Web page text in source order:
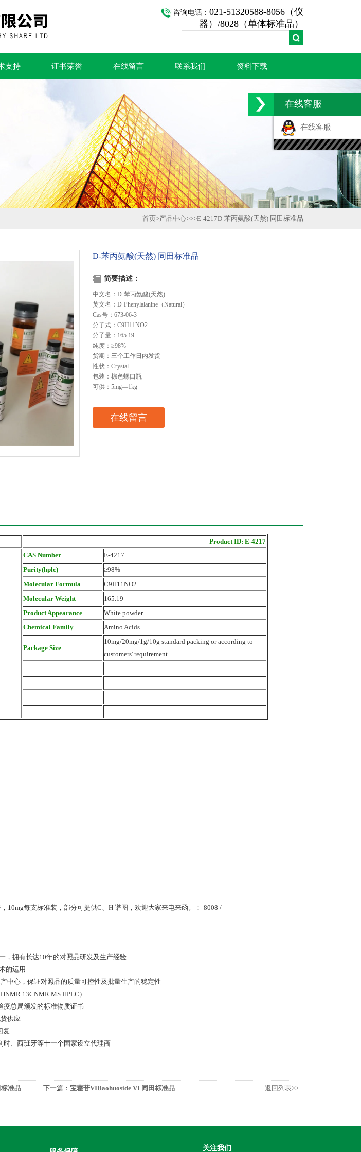
咨询电话： 021-51320588-8056（仪
器）/8028（单体标准品）
支持 证书荣誉 在线留言 联系我们 资料下载
首页>产品中心>>>E-4217D-苯丙氨酸(天然) 同田标准品
D-苯丙氨酸(天然) 同田标准品
简要描述：
中文名：D-苯丙氨酸(天然)
英文名：D-Phenylalanine（Natural）
Cas号：673-06-3
分子式：C9H11NO2
分子量：165.19
纯度：≥98%
货期：三个工作日内发货
性状：Crystal
包装：棕色螺口瓶
可供：5mg—1kg
在线留言
Product ID: E-4217
CAS Number
E-4217
Purity(hplc)
≥98%
Molecular Formula
C9H11NO2
Molecular Weight
165.19
Product Appearance
White powder
Chemical Family
Amino Acids
Package Size
10mg/20mg/1g/10g standard packing or according to
customers' requirement
10mg每支标准装，部分可提供C、H 谱图，欢迎大家来电来函。：-8008 /
，拥有长达10年的对照品研发及生产经验
的运用
中心，保证对照品的质量可控性及批量生产的稳定性
13CNMR MS HPLC）
疫总局颁发的标准物质证书
供应
复
时、西班牙等十一个国家设立代理商
标准品 下一篇： 宝藿苷VIBaohuoside VI 同田标准品 返回列表>>
关注我们
在线客服
在线客服